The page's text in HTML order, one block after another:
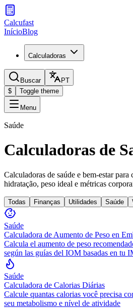
Calcufast
InícioBlog
Calculadoras
Buscar
PT
$
Toggle theme
Menu
Saúde
Calculadoras de
Calculadoras de saúde e bem-estar
hidratação, peso ideal e métricas
Todas Finanças Utilidades Saúde
Saúde
Calculadora de Aumento de Peso en
Calcula el aumento de peso
según las guías del IOM basadas en tu
Saúde
Calculadora de Calorias Diárias
Calcule quantas calorias você precisa
seu metabolismo e nível de atividade